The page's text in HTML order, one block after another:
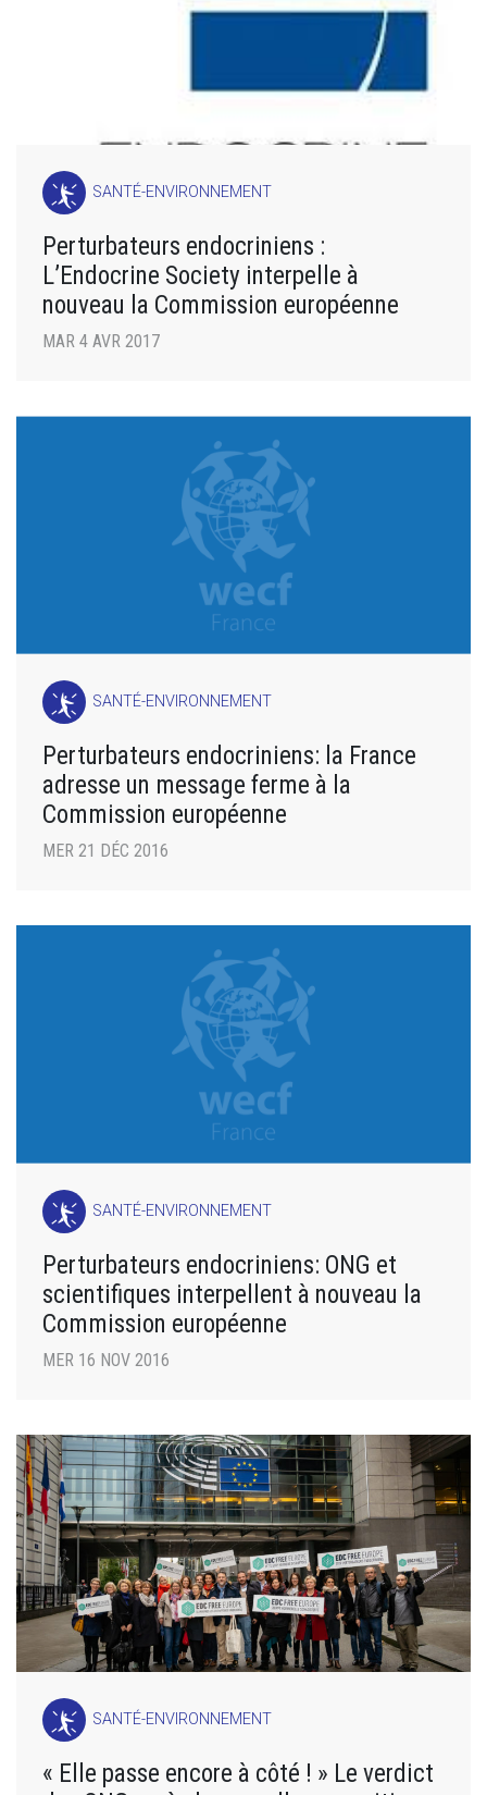
SANTÉ-ENVIRONNEMENT
Perturbateurs endocriniens :
L’Endocrine Society interpelle à
nouveau la Commission européenne
MAR 4 AVR 2017
SANTÉ-ENVIRONNEMENT
Perturbateurs endocriniens: la France
adresse un message ferme à la
Commission européenne
MER 21 DÉC 2016
SANTÉ-ENVIRONNEMENT
Perturbateurs endocriniens: ONG et
scientifiques interpellent à nouveau la
Commission européenne
MER 16 NOV 2016
SANTÉ-ENVIRONNEMENT
« Elle passe encore à côté ! » Le verdict